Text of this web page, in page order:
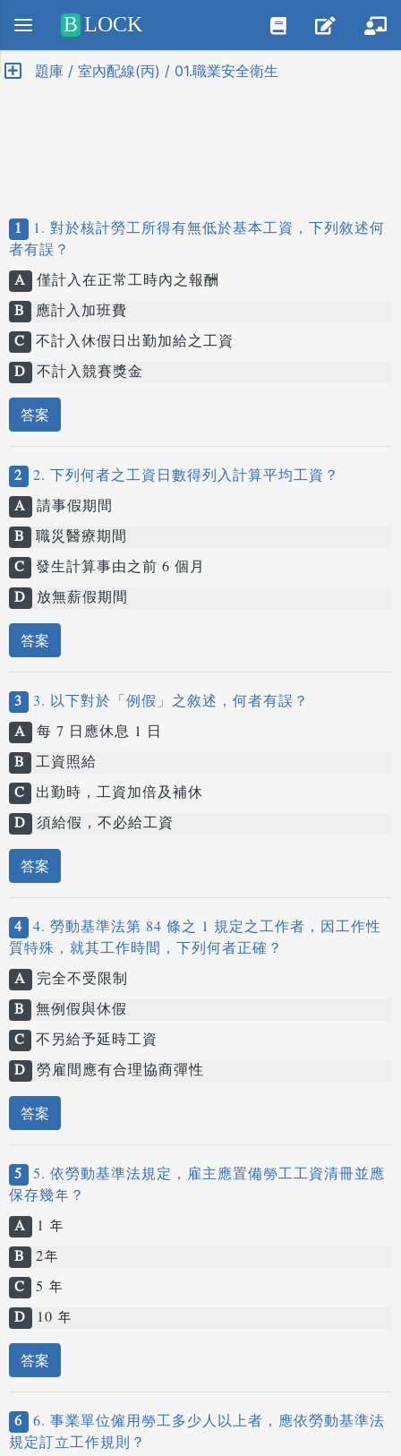
Positive SSL
B LOCK
題庫 / 室內配線(丙) / 01.職業安全衛生
1
1. 對於核計勞工所得有無低於基本工資，下列敘述何
者有誤？
A 僅計入在正常工時內之報酬
B 應計入加班費
C 不計入休假日出勤加給之工資
D 不計入競賽獎金
答案
2 2. 下列何者之工資日數得列入計算平均工資？
A 請事假期間
B 職災醫療期間
C 發生計算事由之前 6 個月
D 放無薪假期間
答案
3 3. 以下對於「例假」之敘述，何者有誤？
A 每 7 日應休息 1 日
B 工資照給
C 出勤時，工資加倍及補休
D 須給假，不必給工資
答案
4 4. 勞動基準法第 84 條之 1 規定之工作者，因工作性
質特殊，就其工作時間，下列何者正確？
A 完全不受限制
B 無例假與休假
C 不另給予延時工資
D 勞雇間應有合理協商彈性
答案
5 5. 依勞動基準法規定，雇主應置備勞工工資清冊並應
保存幾年？
A
1 年
B 2年
C 5 年
D
10 年
答案
6 6. 事業單位僱用勞工多少人以上者，應依勞動基準法
規定訂立工作規則？